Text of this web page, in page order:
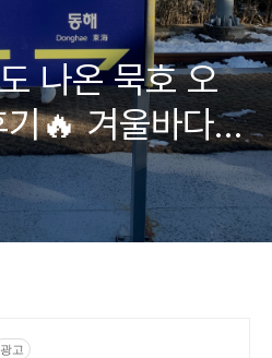
나온 묵호 오
🔥 겨울바다
최고!
광고